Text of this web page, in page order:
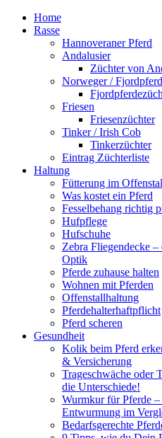
Home
Rasse
Hannoveraner Pferd
Andalusier
Züchter von
Norweger / Fjordpferd
Friesen
Friesenzüchter
Tinker / Irish Cob
Tinkerzüchter
Eintrag Züchterliste
Haltung
Fütterung im
Was kostet ein Pferd
Fesselbehang richtig
Hufpflege
Hufschuhe
Zebra Fliegendecke
Optik
Pferde zuhause halten
Wohnen mit Pferden
Offenstallhaltung
Pferdehalterhaftpflicht
Pferd scheren
Gesundheit
Kolik beim Pferd
& Versicherung
Trageschwäche oder
die Unterschiede!
Wurmkur für Pferde –
Entwurmung im
Bedarfsgerechte